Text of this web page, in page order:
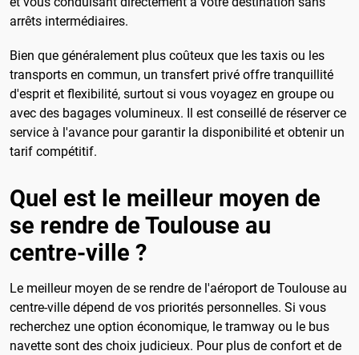
arrêts intermédiaires.
Bien que généralement plus coûteux que les taxis ou les
transports en commun, un transfert privé offre tranquillité
d'esprit et flexibilité, surtout si vous voyagez en groupe ou
avec des bagages volumineux. Il est conseillé de réserver ce
service à l'avance pour garantir la disponibilité et obtenir un
tarif compétitif.
Quel est le meilleur moyen de
se rendre de Toulouse au
centre-ville ?
Le meilleur moyen de se rendre de l'aéroport de Toulouse au
centre-ville dépend de vos priorités personnelles. Si vous
recherchez une option économique, le tramway ou le bus
navette sont des choix judicieux. Pour plus de confort et de